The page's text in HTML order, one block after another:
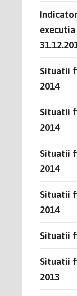
Situatii
2014
Situatii
2014
Situatii
2014
Situatii
2014
Situatii
Situatii
2013